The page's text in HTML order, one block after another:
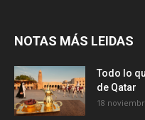
NOTAS MÁS LEIDAS
Todo lo
de Qatar
18